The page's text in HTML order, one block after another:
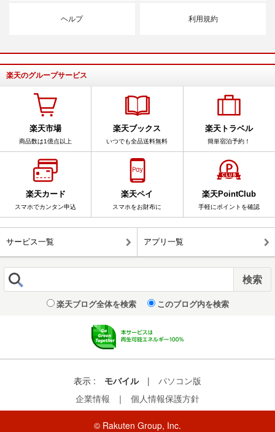
ヘルプ 利用規約
楽天のグループサービス
楽天市場
商品数は1億点以上
楽天ブックス
いつでも全品送料無料
楽天トラベル
簡単宿泊予約！
楽天カード
スマホでカンタン申込
楽天ペイ
スマホをお財布に
楽天PointClub
手軽にポイントを確認
サービス一覧 アプリ一覧
楽天ブログ全体を検索 このブログ内を検索
表示 : モバイル |
パソコン版
企業情報
｜ 個人情報保護方針
© Rakuten Group, Inc.